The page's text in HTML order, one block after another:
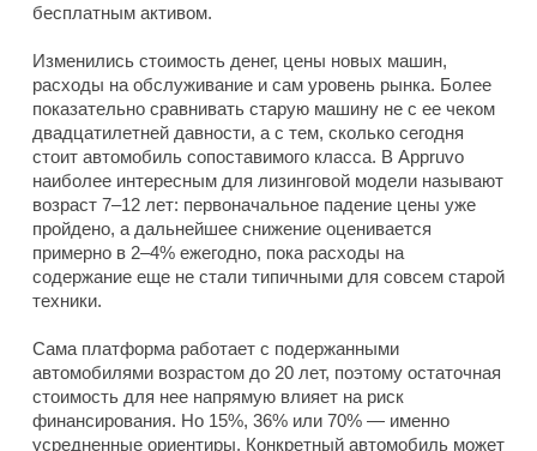
бесплатным активом.
Изменились стоимость денег, цены новых машин,
расходы на обслуживание и сам уровень рынка. Более
показательно сравнивать старую машину не с ее чеком
двадцатилетней давности, а с тем, сколько сегодня
стоит автомобиль сопоставимого класса. В Appruvo
наиболее интересным для лизинговой модели называют
возраст 7–12 лет: первоначальное падение цены уже
пройдено, а дальнейшее снижение оценивается
примерно в 2–4% ежегодно, пока расходы на
содержание еще не стали типичными для совсем старой
техники.
Сама платформа работает с подержанными
автомобилями возрастом до 20 лет, поэтому остаточная
стоимость для нее напрямую влияет на риск
финансирования. Но 15%, 36% или 70% — именно
усредненные ориентиры. Конкретный автомобиль может